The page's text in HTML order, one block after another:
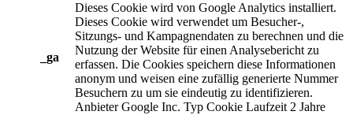
_ga
Dieses Cookie wird von Google Analytics installiert.
Dieses Cookie wird verwendet um Besucher-,
Sitzungs- und Kampagnendaten zu berechnen und die
Nutzung der Website für einen Analysebericht zu
erfassen. Die Cookies speichern diese Informationen
anonym und weisen eine zufällig generierte Nummer
Besuchern zu um sie eindeutig zu identifizieren.
Anbieter Google Inc. Typ Cookie Laufzeit 2 Jahre